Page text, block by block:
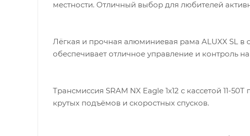
местности. Отличный выбор для любителей
Лёгкая и прочная алюминиевая рама ALUXX SL в
обеспечивает отличное управление и контроль
Трансмиссия SRAM NX Eagle 1x12 с кассетой 11-
крутых подъёмов и скоростных спусков.